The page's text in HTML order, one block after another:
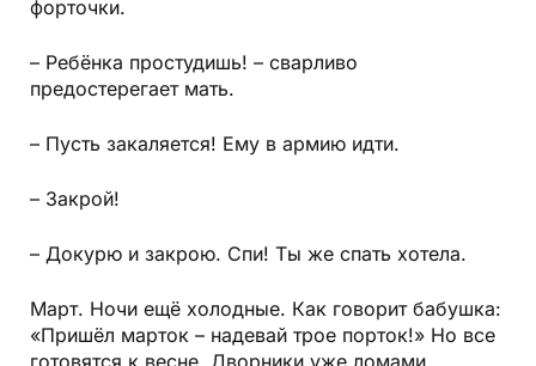
форточки.
– Ребёнка простудишь! – сварливо
предостерегает мать.
– Пусть закаляется! Ему в армию идти.
– Закрой!
– Докурю и закрою. Спи! Ты же спать хотела.
Март. Ночи ещё холодные. Как говорит бабушка:
«Пришёл марток – надевай трое порток!» Но все